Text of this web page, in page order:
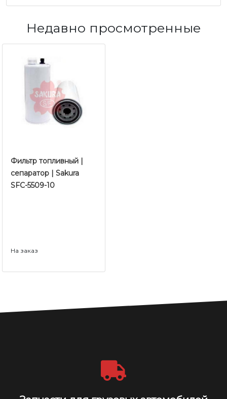
Недавно просмотренные
Фильтр топливный |
сепаратор | Sakura
SFC-5509-10
На заказ